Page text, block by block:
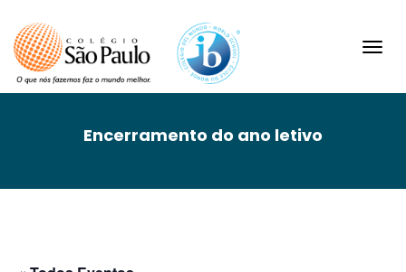
Encerramento do ano letivo